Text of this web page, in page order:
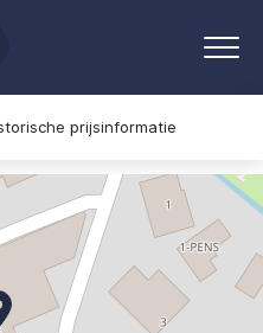
prijsinformatie